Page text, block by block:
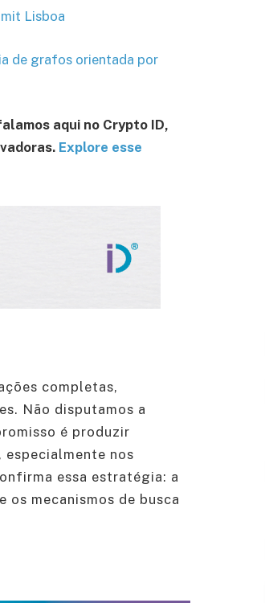
Lisboa
de grafos orientada por
aqui no Crypto ID,
Explore esse
completas,
Não disputamos a
é produzir
nos
essa estratégia: a
os mecanismos de busca